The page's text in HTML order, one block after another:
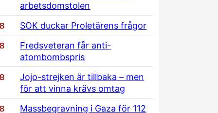
arbetsdomstolen
SOK duckar Proletärens frågor
Fredsveteran får anti-
atombombspris
Jojo-strejken är tillbaka – men
för att vinna krävs omtag
Massbegravning i Gaza för 112